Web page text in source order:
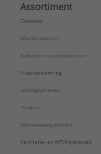
Assortiment
CV-ketels
Warmtepompen
Radiatoren en convectoren
Vloerverwarming
Leidingsystemen
Pompen
Warmwatersystemen
Ventilatie- en WTW-systemen